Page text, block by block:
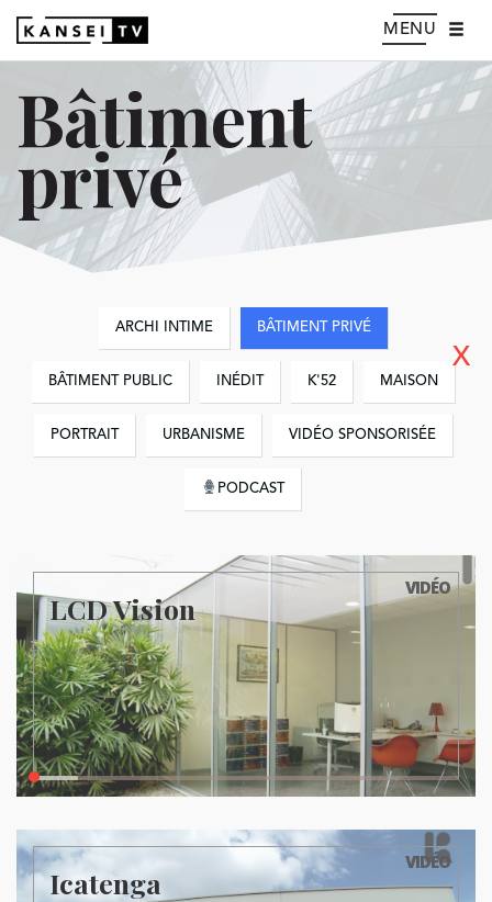
MENU
Bâtiment
privé
ARCHI INTIME BÂTIMENT PRIVÉ
BÂTIMENT PUBLIC INÉDIT K'52 MAISON
PORTRAIT URBANISME VIDÉO SPONSORISÉE
PODCAST
X
VIDÉO
LCD Vision
VIDÉO
Icatenga